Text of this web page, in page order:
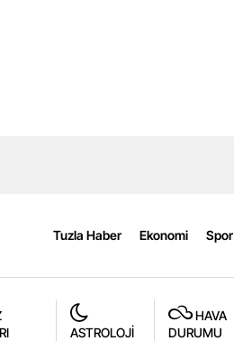
Tuzla Haber Ekonomi Spor
ASTROLOJİ
HAVA
DURUMU